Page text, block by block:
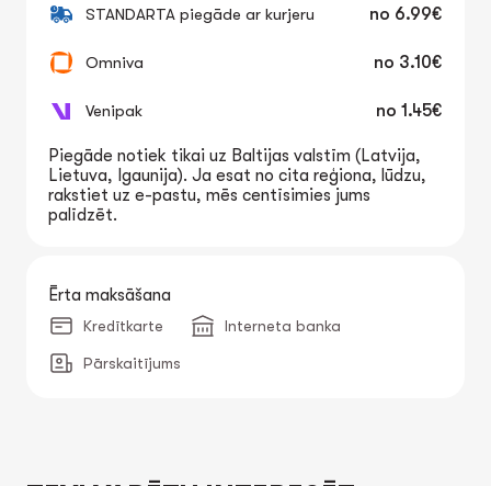
STANDARTA piegāde ar kurjeru no 6.99€
Omniva no 3.10€
Venipak no 1.45€
Piegāde notiek tikai uz Baltijas valstīm (Latvija,
Lietuva, Igaunija). Ja esat no cita reģiona, lūdzu,
rakstiet uz e-pastu, mēs centīsimies jums
palīdzēt.
Ērta maksāšana
Kredītkarte Interneta banka
Pārskaitījums